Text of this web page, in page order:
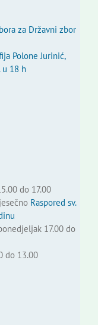
za Državni zbor
Polone Jurinić,
u 18 h
do 17.00
Raspored sv.
17.00 do
do 13.00